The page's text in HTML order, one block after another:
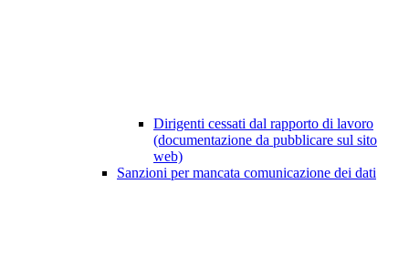
Dirigenti cessati dal rapporto di lavoro
(documentazione da pubblicare sul sito
web)
Sanzioni per mancata comunicazione dei dati